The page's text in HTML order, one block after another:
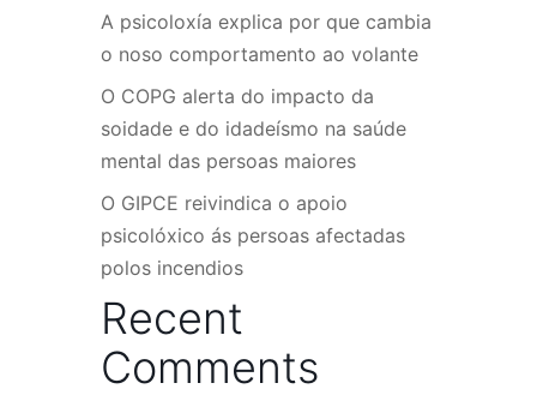
A psicoloxía explica por que cambia
o noso comportamento ao volante
O COPG alerta do impacto da
soidade e do idadeísmo na saúde
mental das persoas maiores
O GIPCE reivindica o apoio
psicolóxico ás persoas afectadas
polos incendios
Recent
Comments